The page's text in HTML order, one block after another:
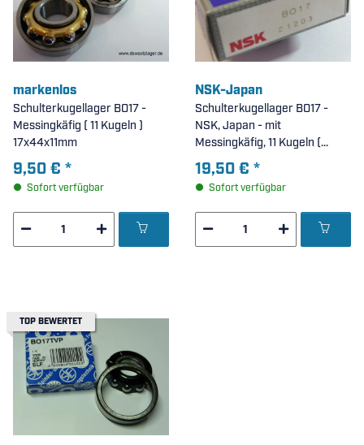
markenlos
Schulterkugellager BO17 -
Messingkäfig ( 11 Kugeln )
17x44x11mm
9,50 € *
Sofort verfügbar
NSK-Japan
Schulterkugellager BO17 -
NSK, Japan - mit
Messingkäfig, 11 Kugeln (
17x44x11mm )
19,50 € *
Sofort verfügbar
TOP BEWERTET